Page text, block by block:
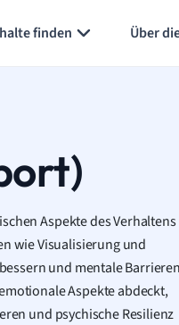
finden Über
Aspekte des Verhaltens
wie Visualisierung und
und mentale Barrieren
Aspekte abdeckt,
und psychische Resilienz